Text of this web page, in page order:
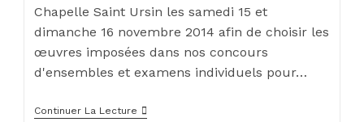
Chapelle Saint Ursin les samedi 15 et
dimanche 16 novembre 2014 afin de choisir les
œuvres imposées dans nos concours
d'ensembles et examens individuels pour…
Continuer La Lecture